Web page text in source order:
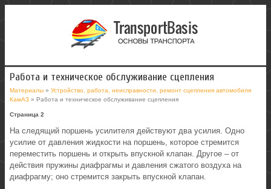
Работа и техническое обслуживание сцепления
Материалы » Устройство, работа, неисправности, ремонт сцепления автомобиля
КамАЗ » Работа и техническое обслуживание сцепления
Страница 2
На следящий поршень усилителя действуют два усилия. Одно
усилие от давления жидкости на поршень, которое стремится
переместить поршень и открыть впускной клапан. Другое – от
действия пружины диафрагмы и давления сжатого воздуха на
диафрагму; оно стремится закрыть впускной клапан.